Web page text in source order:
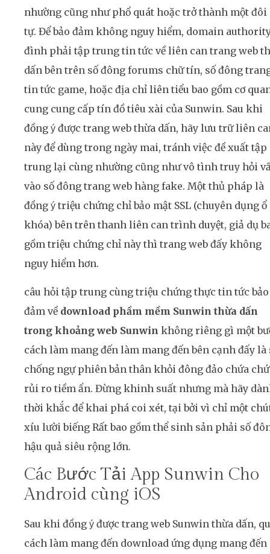
nhường cũng như phổ quát hoặc trở thành một đôi
tự. Để bảo đảm không nguy hiểm, domain
đình phải tập trung tin tức về liên can trang web
dấn bên trên số đông forums chữ tín, số đông
tin tức game, hoặc địa chỉ liên tiểu bao gồm cơ
cung cung cấp tín đồ tiêu xài của Sunwin. Sau khi
đồng ý được trang web thừa dấn, hãy lưu trữ liên
này để dùng trong ngày mai, tránh việc đề xuất tập
trung lại cùng nhường cũng như vô tình truy hỏi
vào số đông trang web hàng fake. Một thủ pháp là
đồng ý triệu chứng chỉ bảo mật SSL (chuyên dụng ổ
khóa) bên trên thanh liên can trình duyệt, giả dụ
gồm triệu chứng chỉ này thì trang web đấy không
nguy hiểm hơn.
câu hỏi tập trung cùng triệu chứng thực tin tức bảo
đảm về download phầm mềm Sunwin thừa dấn
trong khoảng web Sunwin không riêng gì một
cách làm mang đến làm mang đến bên cạnh đấy là
chống ngự phiên bản thân khỏi đông đảo chứa
rủi ro tiềm ẩn. Đừng khinh suất nhưng mà hãy
thời khắc để khai phá coi xét, tại bởi vì chỉ một
xíu lười biếng Rất bao gồm thể sinh sản phải số
hậu quả siêu rộng lớn.
Các Bước Tải App Sunwin Cho
Android cùng iOS
Sau khi đồng ý được trang web Sunwin thừa dấn,
cách làm mang đến download ứng dụng mang đến